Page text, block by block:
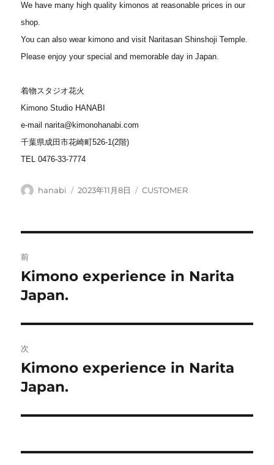
We have many high quality kimonos at reasonable prices in our
shop.
You can also wear kimono and visit Naritasan Shinshoji Temple.
Please enjoy your special and memorable day in Japan.
着物スタジオ花火
Kimono Studio HANABI
e-mail narita@kimonohanabi.com
千葉県成田市花崎町526-1(2階)
TEL 0476-33-7774
投
hanabi
投
2023年11月8日
カ
CUSTOMER
稿
ナ
ビ
ゲ
ー
ン
前
前
の
稿:
Kimono experience in Narita
Japan.
次
次
の
稿:
Kimono experience in Narita
Japan.